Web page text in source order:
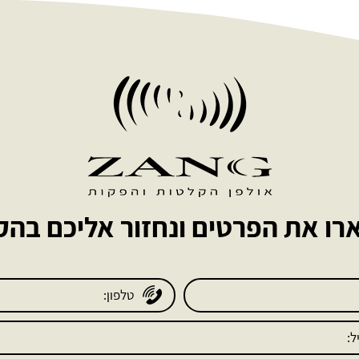
את הפרטים ונחזור אליכם